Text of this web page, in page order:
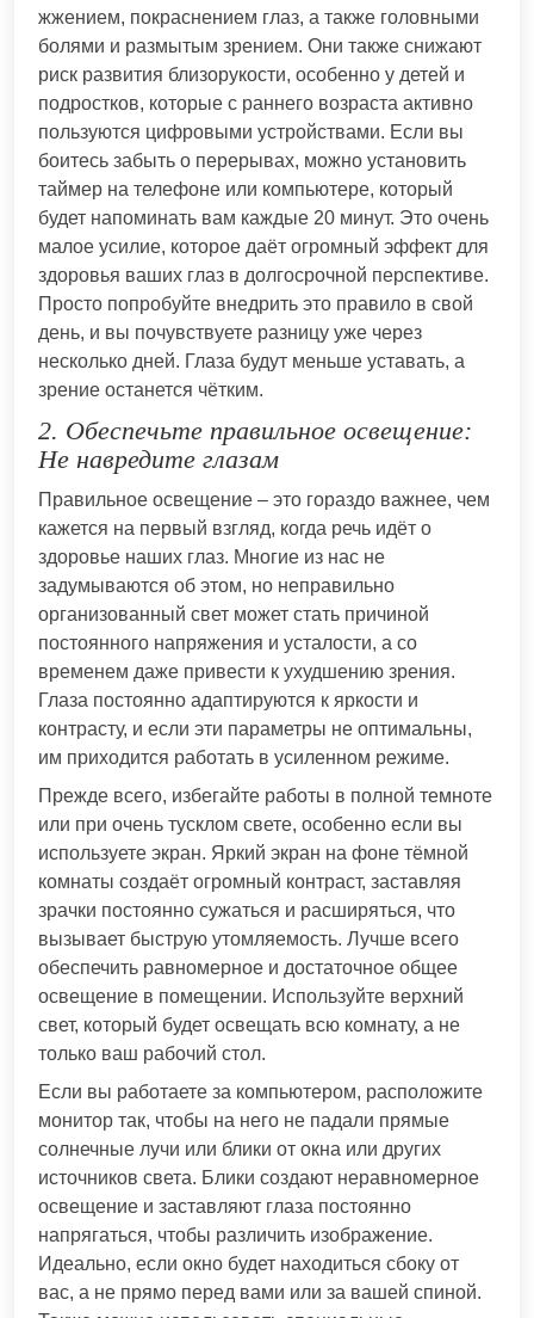
жжением, покраснением глаз, а также головными
болями и размытым зрением. Они также снижают
риск развития близорукости, особенно у детей и
подростков, которые с раннего возраста активно
пользуются цифровыми устройствами. Если вы
боитесь забыть о перерывах, можно установить
таймер на телефоне или компьютере, который
будет напоминать вам каждые 20 минут. Это очень
малое усилие, которое даёт огромный эффект для
здоровья ваших глаз в долгосрочной перспективе.
Просто попробуйте внедрить это правило в свой
день, и вы почувствуете разницу уже через
несколько дней. Глаза будут меньше уставать, а
зрение останется чётким.
2. Обеспечьте правильное освещение:
Не навредите глазам
Правильное освещение – это гораздо важнее, чем
кажется на первый взгляд, когда речь идёт о
здоровье наших глаз. Многие из нас не
задумываются об этом, но неправильно
организованный свет может стать причиной
постоянного напряжения и усталости, а со
временем даже привести к ухудшению зрения.
Глаза постоянно адаптируются к яркости и
контрасту, и если эти параметры не оптимальны,
им приходится работать в усиленном режиме.
Прежде всего, избегайте работы в полной темноте
или при очень тусклом свете, особенно если вы
используете экран. Яркий экран на фоне тёмной
комнаты создаёт огромный контраст, заставляя
зрачки постоянно сужаться и расширяться, что
вызывает быструю утомляемость. Лучше всего
обеспечить равномерное и достаточное общее
освещение в помещении. Используйте верхний
свет, который будет освещать всю комнату, а не
только ваш рабочий стол.
Если вы работаете за компьютером, расположите
монитор так, чтобы на него не падали прямые
солнечные лучи или блики от окна или других
источников света. Блики создают неравномерное
освещение и заставляют глаза постоянно
напрягаться, чтобы различить изображение.
Идеально, если окно будет находиться сбоку от
вас, а не прямо перед вами или за вашей спиной.